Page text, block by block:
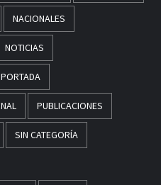
NACIONALES
NOTICIAS
PORTADA
PUBLICACIONES
SIN CATEGORÍA